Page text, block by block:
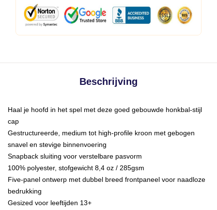
Beschrijving
Haal je hoofd in het spel met deze goed gebouwde honkbal-stijl
cap
Gestructureerde, medium tot high-profile kroon met gebogen
snavel en stevige binnenvoering
Snapback sluiting voor verstelbare pasvorm
100% polyester, stofgewicht 8,4 oz / 285gsm
Five-panel ontwerp met dubbel breed frontpaneel voor naadloze
bedrukking
Gesized voor leeftijden 13+